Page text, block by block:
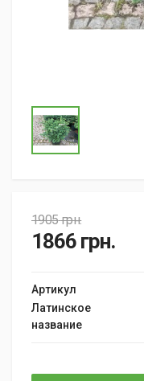
1905грн.
1866 грн.
Артикул
Латинское
название